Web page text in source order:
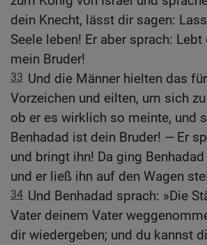
dein Knecht, lässt dir sagen:
Seele leben! Er aber sprach: Lebt
mein Bruder!
33 Und die Männer hielten das
Vorzeichen und eilten, um sich
ob er es wirklich so meinte, und
Benhadad ist dein Bruder! — Er
und bringt ihn! Da ging
und er ließ ihn auf den Wagen
34 Und Benhadad sprach: »Die
Vater deinem Vater
dir wiedergeben; und du kannst